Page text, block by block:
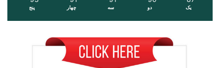
یک دو سه چهار پنج